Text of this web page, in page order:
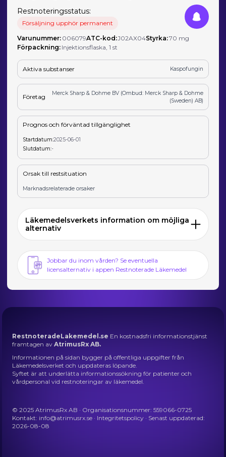
Restnoteringsstatus:
Försäljning upphör permanent
Varunummer: 006079ATC-kod:J02AX04Styrka:70 mg
Förpackning: Injektionsflaska, 1 st
Aktiva substanser Kaspofungin
Företag
Merck Sharp & Dohme BV (Ombud: Merck Sharp & Dohme
(Sweden) AB)
Prognos och förväntad tillgänglighet
Startdatum:2025-06-01
Slutdatum:-
Orsak till restsituation
Marknadsrelaterade orsaker
Läkemedelsverkets information om möjliga
alternativ
Jobbar du inom vården? Se eventuella
licensalternativ i appen Restnoterade Läkemedel
RestnoteradeLakemedel.se En kostnadsfri informationstjänst
framtagen avAtrimusRx AB.
Informationen på sidan bygger på offentliga uppgifter från
Läkemedelsverket och uppdateras löpande.
Syftet är att underlätta informationssökning för patienter och
vårdpersonal vid restnoteringar av läkemedel.
© 2025 AtrimusRx AB · Organisationsnummer: 559066-0725
Kontakt: info@atrimusrx.se · Integritetspolicy · Senast uppdaterad:
2026-08-08